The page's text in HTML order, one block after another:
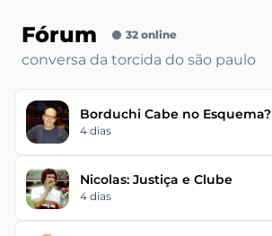
Fórum 32 online
conversa da torcida do são paulo
Borduchi Cabe no Esquema?
4 dias
Nicolas: Justiça e Clube
4 dias